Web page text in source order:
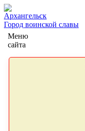
Архангельск
Город воинской славы
Меню
сайта